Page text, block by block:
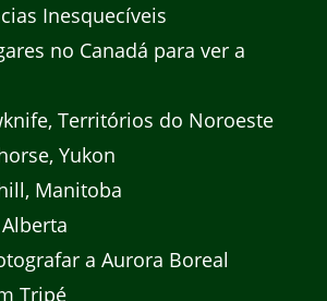
Inesquecíveis
no Canadá para ver a
Territórios do Noroeste
Yukon
Manitoba
a Aurora Boreal
Tripé